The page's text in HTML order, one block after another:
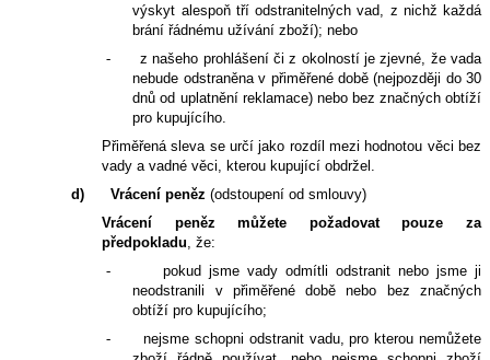
výskyt alespoň tří odstranitelných vad, z nichž každá
brání řádnému užívání zboží); nebo
-
z našeho prohlášení či z okolností je zjevné, že vada
nebude odstraněna v přiměřené době (nejpozději do 30
dnů od uplatnění reklamace) nebo bez značných obtíží
pro kupujícího.
Přiměřená sleva se určí jako rozdíl mezi hodnotou věci bez
vady a vadné věci, kterou kupující obdržel.
d)
Vrácení peněz (odstoupení od smlouvy)
Vrácení peněz můžete požadovat
pouze za
předpokladu , že:
-
pokud jsme vady odmítli odstranit nebo jsme ji
neodstranili v přiměřené době nebo bez značných
obtíží pro kupujícího;
-
nejsme schopni odstranit vadu, pro kterou nemůžete